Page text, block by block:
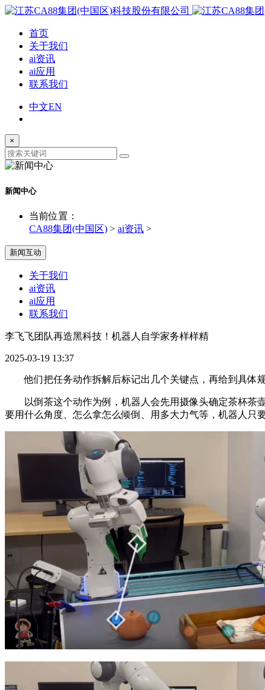
首页
关于我们
ai资讯
ai应用
联系我们
中文EN
×
新闻中心
当前位置：
CA88集团(中国区) > ai资讯 >
新闻互动
关于我们
ai资讯
ai应用
联系我们
李飞飞团队再造黑科技！机器人自学家务样样精
2025-03-19 13:37
他们把任务动作拆解后标记出几个关键点，再给到具体规
以倒茶这个动作为例，机器人会先用摄像头确定茶杯茶壶
要用什么角度、怎么拿怎么倾倒、用多大力气等，机器人只